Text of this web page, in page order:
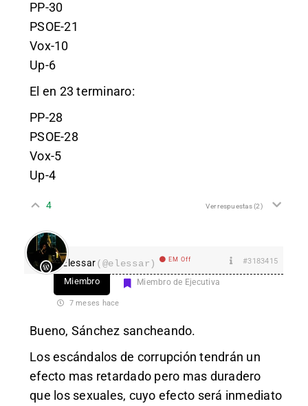
PP-30
PSOE-21
Vox-10
Up-6
El en 23 terminaro:
PP-28
PSOE-28
Vox-5
Up-4
4 Ver respuestas(2)
Elessar(@elessar) EM Off #3183415
Miembro Miembro de Ejecutiva
7 meses hace
Bueno, Sánchez sancheando.
Los escándalos de corrupción tendrán un
efecto mas retardado pero mas duradero
que los sexuales, cuyo efecto será inmediato